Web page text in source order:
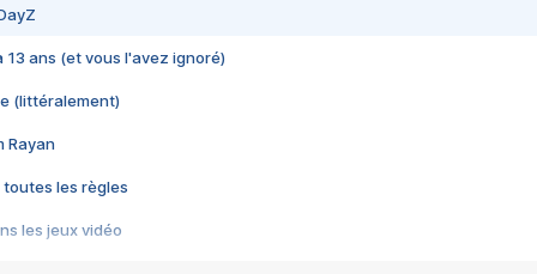
13 ans (et vous l'avez ignoré)
(littéralement)
Rayan
toutes les règles
les jeux vidéo